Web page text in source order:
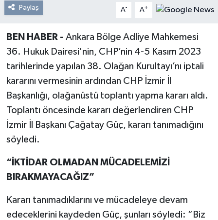
Paylaş A- A+
BEN HABER - Ankara Bölge Adliye Mahkemesi
36. Hukuk Dairesi'nin, CHP’nin 4-5 Kasım 2023
tarihlerinde yapılan 38. Olağan Kurultayı’nı iptali
kararını vermesinin ardından CHP İzmir İl
Başkanlığı, olağanüstü toplantı yapma kararı aldı.
Toplantı öncesinde kararı değerlendiren CHP
İzmir İl Başkanı Çağatay Güç, kararı tanımadığını
söyledi.
“İKTİDAR OLMADAN MÜCADELEMİZİ
BIRAKMAYACAĞIZ”
Kararı tanımadıklarını ve mücadeleye devam
edeceklerini kaydeden Güç, şunları söyledi: “Biz